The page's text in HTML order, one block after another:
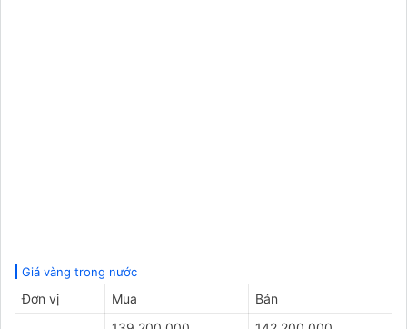
Giá vàng trong nước
Đơn vị Mua Bán